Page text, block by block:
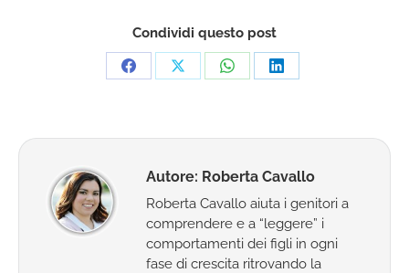
Condividi questo post
CondividiCondividiCondividiCondividi
Autore: Roberta Cavallo
Roberta Cavallo aiuta i genitori a
comprendere e a “leggere” i
comportamenti dei figli in ogni
fase di crescita ritrovando la